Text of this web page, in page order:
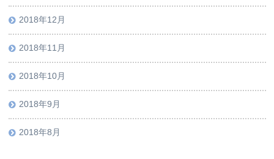
2018年12月
2018年11月
2018年10月
2018年9月
2018年8月